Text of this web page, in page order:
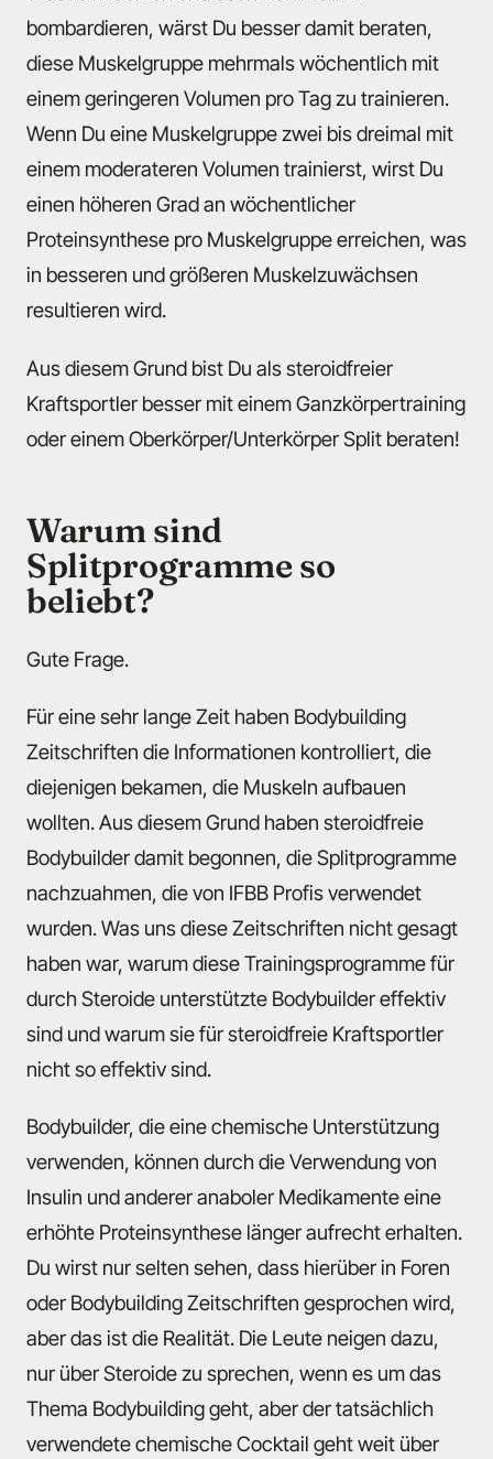
bombardieren, wärst Du besser damit beraten,
diese Muskelgruppe mehrmals wöchentlich mit
einem geringeren Volumen pro Tag zu trainieren.
Wenn Du eine Muskelgruppe zwei bis dreimal mit
einem moderateren Volumen trainierst, wirst Du
einen höheren Grad an wöchentlicher
Proteinsynthese pro Muskelgruppe erreichen, was
in besseren und größeren Muskelzuwächsen
resultieren wird.
Aus diesem Grund bist Du als steroidfreier
Kraftsportler besser mit einem Ganzkörpertraining
oder einem Oberkörper/Unterkörper Split beraten!
Warum sind
Splitprogramme so
beliebt?
Gute Frage.
Für eine sehr lange Zeit haben Bodybuilding
Zeitschriften die Informationen kontrolliert, die
diejenigen bekamen, die Muskeln aufbauen
wollten. Aus diesem Grund haben steroidfreie
Bodybuilder damit begonnen, die Splitprogramme
nachzuahmen, die von IFBB Profis verwendet
wurden. Was uns diese Zeitschriften nicht gesagt
haben war, warum diese Trainingsprogramme für
durch Steroide unterstützte Bodybuilder effektiv
sind und warum sie für steroidfreie Kraftsportler
nicht so effektiv sind.
Bodybuilder, die eine chemische Unterstützung
verwenden, können durch die Verwendung von
Insulin und anderer anaboler Medikamente eine
erhöhte Proteinsynthese länger aufrecht erhalten.
Du wirst nur selten sehen, dass hierüber in Foren
oder Bodybuilding Zeitschriften gesprochen wird,
aber das ist die Realität. Die Leute neigen dazu,
nur über Steroide zu sprechen, wenn es um das
Thema Bodybuilding geht, aber der tatsächlich
verwendete chemische Cocktail geht weit über